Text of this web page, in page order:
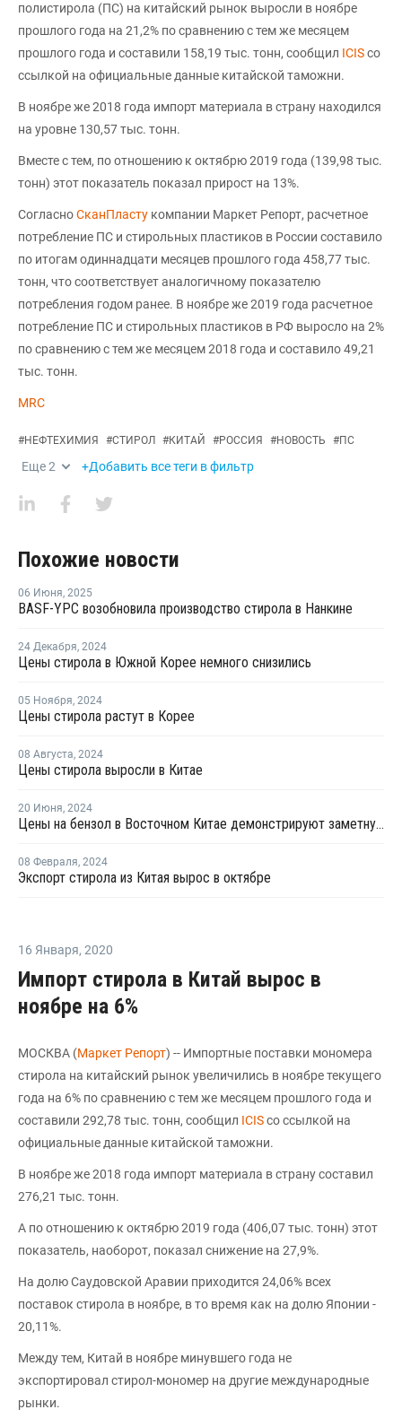
полистирола (ПС) на китайский рынок выросли в ноябре
прошлого года на 21,2% по сравнению с тем же месяцем
прошлого года и составили 158,19 тыс. тонн, сообщил ICISсо
ссылкой на официальные данные китайской таможни.
В ноябре же 2018 года импорт материала в страну находился
на уровне 130,57 тыс. тонн.
Вместе с тем, по отношению к октябрю 2019 года (139,98 тыс.
тонн) этот показатель показал прирост на 13%.
СогласноСканПласту компании Маркет Репорт, расчетное
потребление ПС и стирольных пластиков в России составило
по итогам одиннадцати месяцев прошлого года 458,77 тыс.
тонн, что соответствует аналогичному показателю
потребления годом ранее. В ноябре же 2019 года расчетное
потребление ПС и стирольных пластиков в РФ выросло на 2%
по сравнению с тем же месяцем 2018 года и составило 49,21
тыс. тонн.
MRC
#НЕФТЕХИМИЯ #СТИРОЛ #КИТАЙ #РОССИЯ #НОВОСТЬ #ПС
Еще2 +Добавить все теги в фильтр
Похожие новости
06 Июня, 2025
BASF-YPC возобновила производство стирола в Нанкине
24 Декабря, 2024
Цены стирола в Южной Корее немного снизились
05 Ноября, 2024
Цены стирола растут в Корее
08 Августа, 2024
Цены стирола выросли в Китае
20 Июня, 2024
Цены на бензол в Восточном Китае демонстрируют заметную тенденцию к росту
08 Февраля, 2024
Экспорт стирола из Китая вырос в октябре
16 Января, 2020
Импорт стирола в Китай вырос в
ноябре на 6%
МОСКВА (Маркет Репорт) -- Импортные поставки мономера
стирола на китайский рынок увеличились в ноябре текущего
года на 6% по сравнению с тем же месяцем прошлого года и
составили 292,78 тыс. тонн, сообщил ICISсо ссылкой на
официальные данные китайской таможни.
В ноябре же 2018 года импорт материала в страну составил
276,21 тыс. тонн.
А по отношению к октябрю 2019 года (406,07 тыс. тонн) этот
показатель, наоборот, показал снижение на 27,9%.
На долю Саудовской Аравии приходится 24,06% всех
поставок стирола в ноябре, в то время как на долю Японии -
20,11%.
Между тем, Китай в ноябре минувшего года не
экспортировал стирол-мономер на другие международные
рынки.